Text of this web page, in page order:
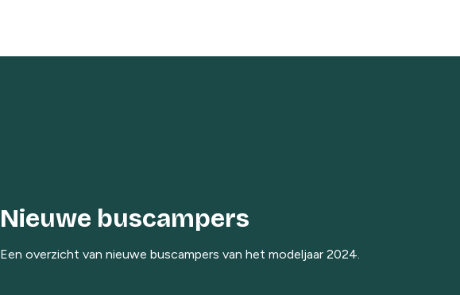
Nieuwe buscampers
Een overzicht van nieuwe buscampers van het modeljaar 2024.